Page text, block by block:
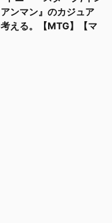
ンマン』のカジュア
える。【MTG】【マ